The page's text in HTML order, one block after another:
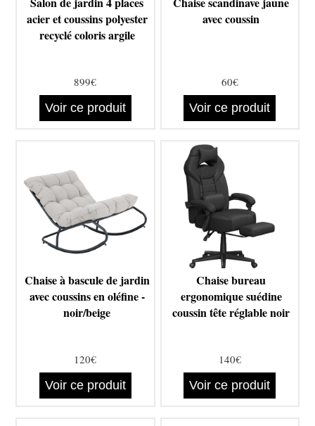
acier et coussins polyester
recyclé coloris argile
899€
Voir ce produit
avec coussin
60€
Voir ce produit
Chaise à bascule de jardin
avec coussins en oléfine -
noir/beige
120€
Voir ce produit
Chaise bureau
ergonomique suédine
coussin tête réglable noir
140€
Voir ce produit